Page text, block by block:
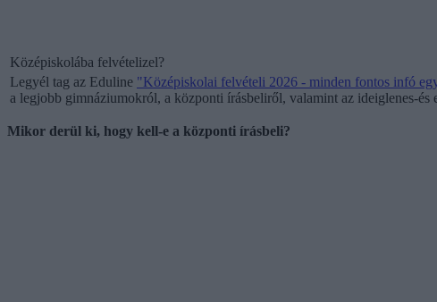
Középiskolába felvételizel?
Legyél tag az Eduline "Középiskolai felvételi 2026 - minden fontos infó
a legjobb gimnáziumokról, a központi írásbeliről, valamint az ideiglenes-
Mikor derül ki, hogy kell-e a központi írásbeli?